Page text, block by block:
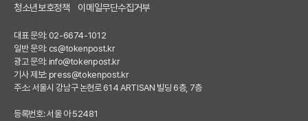
청소년보호정책
이메일무단수집거부
대표 문의: 02-6674-1012
일반 문의: cs@tokenpost.kr
광고 문의: info@tokenpost.kr
기사 제보: press@tokenpost.kr
주소: 서울시 강남구 논현로 614 ARTISAN 빌딩 6층, 7층
등록번호: 서울 아 52481